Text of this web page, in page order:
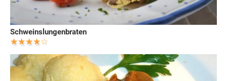
Schweinslungenbraten